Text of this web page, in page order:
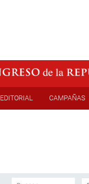
EDITORIAL CAMPAÑAS